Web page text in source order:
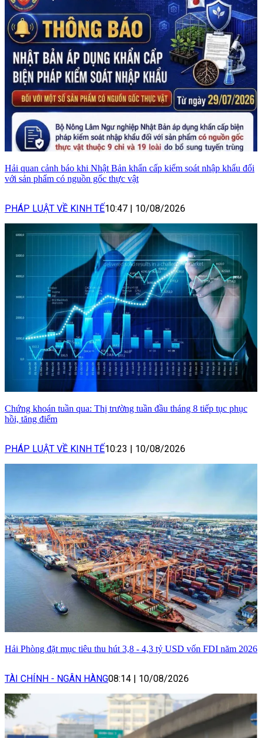
Hải quan cảnh báo khi Nhật Bản khẩn cấp kiểm soát nhập khẩu đối
với sản phẩm có nguồn gốc thực vật
PHÁP LUẬT VỀ KINH TẾ10:47 10/08/2026
Chứng khoán tuần qua: Thị trường tuần đầu tháng 8 tiếp tục phục
hồi, tăng điểm
PHÁP LUẬT VỀ KINH TẾ10:23 10/08/2026
Hải Phòng đặt mục tiêu thu hút 3,8 - 4,3 tỷ USD vốn FDI năm 2026
TÀI CHÍNH - NGÂN HÀNG08:14 10/08/2026